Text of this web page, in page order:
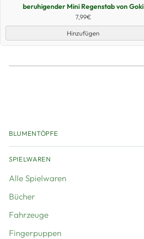
beruhigender Mini Regenstab von Goki
7,99€
Hinzufügen
BLUMENTÖPFE
SPIELWAREN
Alle Spielwaren
Bücher
Fahrzeuge
Fingerpuppen